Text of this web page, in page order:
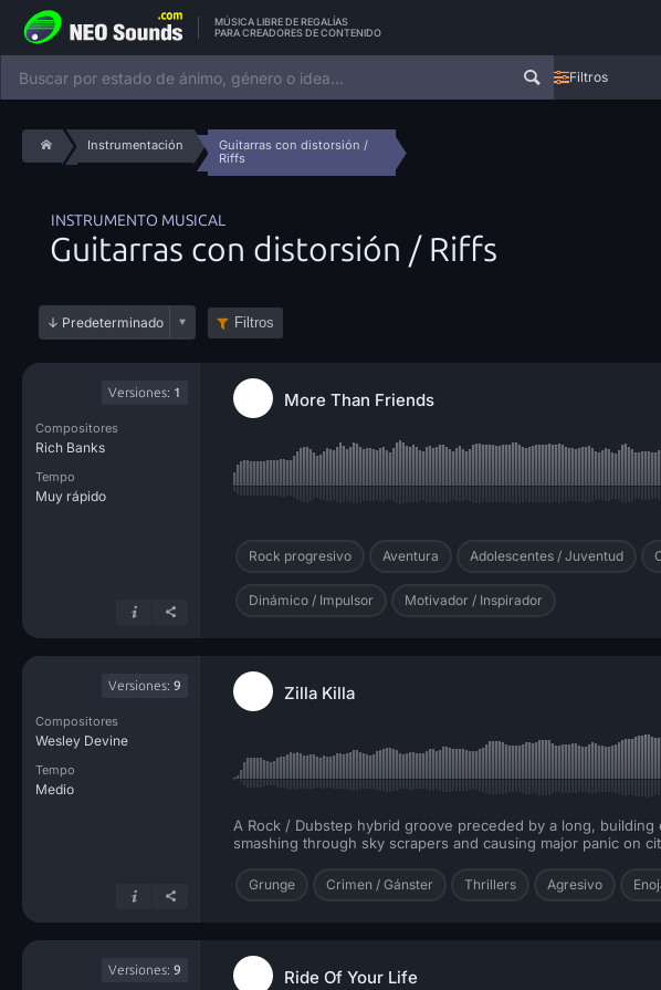
MÚSICA LIBRE DE REGALÍAS
PARA CREADORES DE CONTENIDO
Filtros
Instrumentación
Guitarras con distorsión /
Riffs
INSTRUMENTO MUSICAL
Guitarras con distorsión / Riffs
Filtros
Versiones: 1
Compositores
Rich Banks
Tempo
Muy rápido
More Than Friends
Rock progresivo Aventura Adolescentes / Juventud
Dinámico / Impulsor Motivador / Inspirador
Versiones: 9
Compositores
Wesley Devine
Tempo
Medio
Zilla Killa
A Rock / Dubstep hybrid groove preceded by a long,
smashing through sky scrapers and causing major panic on
Grunge Crimen / Gánster Thrillers Agresivo
Versiones: 9 Ride Of Your Life